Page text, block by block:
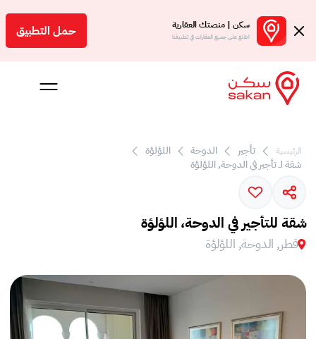
سكن | منصتك العقارية
اطلع على جميع العقارات في تطبيقنا حمل التطبيق
الرئيسية تأجير الدوحة
اللؤلؤة
شقة لـ تأجير في الدوحة, اللؤلؤة
شقة للتأجير في الدوحة، اللؤلؤة
قطر, الدوحة, اللؤلؤة